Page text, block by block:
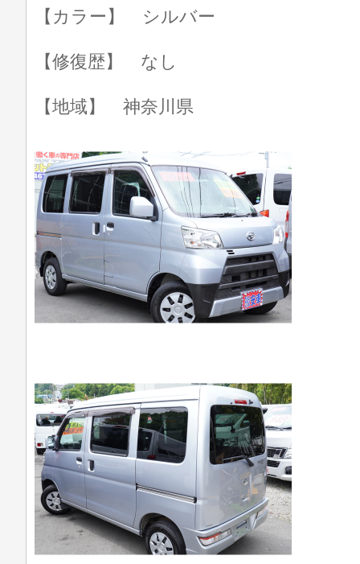
【カラー】 シルバー
【修復歴】 なし
【地域】 神奈川県